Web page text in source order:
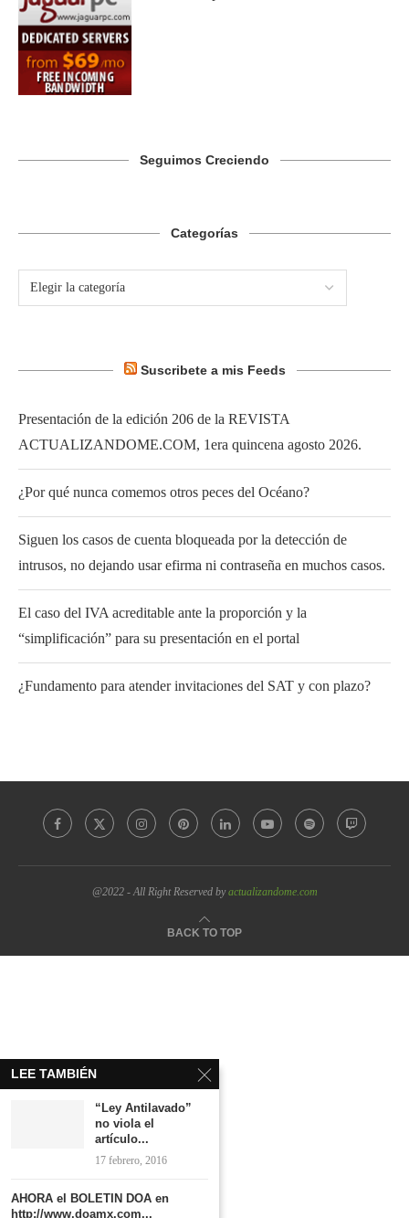
Seguimos Creciendo
Categorías
Suscribete a mis Feeds
Presentación de la edición 206 de la REVISTA
ACTUALIZANDOME.COM, 1era quincena agosto 2026.
¿Por qué nunca comemos otros peces del Océano?
Siguen los casos de cuenta bloqueada por la detección de
intrusos, no dejando usar efirma ni contraseña en muchos casos.
El caso del IVA acreditable ante la proporción y la
“simplificación” para su presentación en el portal
¿Fundamento para atender invitaciones del SAT y con plazo?
@2022 - All Right Reserved byactualizandome.com
BACK TO TOP
LEE TAMBIÉN
“Ley Antilavado”
no viola el
artículo...
17 febrero, 2016
AHORA el BOLETIN DOA en
http://www.doamx.com...